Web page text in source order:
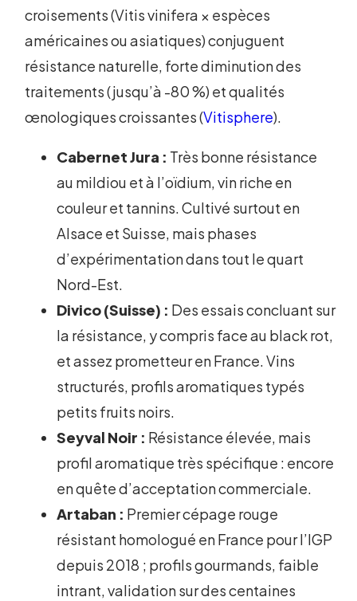
croisements (Vitis vinifera × espèces
américaines ou asiatiques) conjuguent
résistance naturelle, forte diminution des
traitements (jusqu’à -80 %) et qualités
œnologiques croissantes (Vitisphere).
Cabernet Jura : Très bonne résistance
au mildiou et à l’oïdium, vin riche en
couleur et tannins. Cultivé surtout en
Alsace et Suisse, mais phases
d’expérimentation dans tout le quart
Nord-Est.
Divico (Suisse) : Des essais concluant sur
la résistance, y compris face au black rot,
et assez prometteur en France. Vins
structurés, profils aromatiques typés
petits fruits noirs.
Seyval Noir : Résistance élevée, mais
profil aromatique très spécifique : encore
en quête d’acceptation commerciale.
Artaban : Premier cépage rouge
résistant homologué en France pour l’IGP
depuis 2018 ; profils gourmands, faible
intrant, validation sur des centaines